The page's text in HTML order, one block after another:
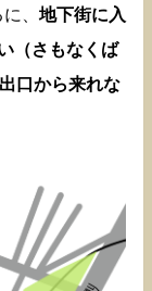
、 地下街に入
（さもなくば
口から来れな